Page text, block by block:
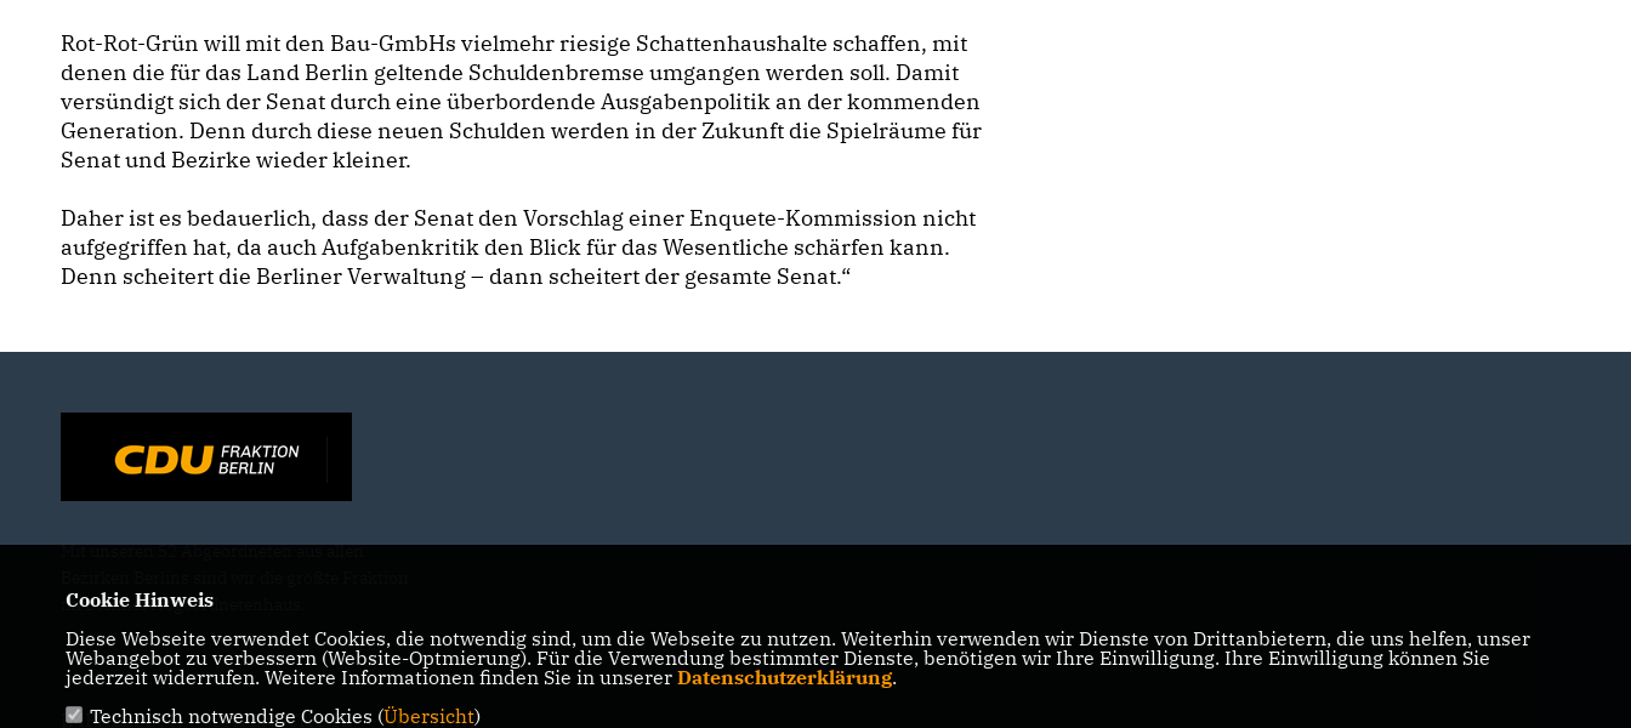
Rot-Rot-Grün will mit den Bau-GmbHs vielmehr riesige Schattenhaushalte schaffen, mit
denen die für das Land Berlin geltende Schuldenbremse umgangen werden soll. Damit
versündigt sich der Senat durch eine überbordende Ausgabenpolitik an der kommenden
Generation. Denn durch diese neuen Schulden werden in der Zukunft die Spielräume für
Senat und Bezirke wieder kleiner.
Daher ist es bedauerlich, dass der Senat den Vorschlag einer Enquete-Kommission nicht
aufgegriffen hat, da auch Aufgabenkritik den Blick für das Wesentliche schärfen kann.
Denn scheitert die Berliner Verwaltung – dann scheitert der gesamte Senat.“
Mit unseren 52 Abgeordneten aus allen
im Berliner Abgeordnetenhaus.
IMPRESSUM DATENSCHUTZ KONTAKT
Cookie Hinweis
Diese Webseite verwendet Cookies, die notwendig sind, um die Webseite zu nutzen. Weiterhin verwenden wir Dienste von Drittanbietern, die uns helfen, unser
Webangebot zu verbessern (Website-Optmierung). Für die Verwendung bestimmter Dienste, benötigen wir Ihre Einwilligung. Ihre Einwilligung können Sie
jederzeit widerrufen. Weitere Informationen finden Sie in unserer Datenschutzerklärung.
Technisch notwendige Cookies (Übersicht)